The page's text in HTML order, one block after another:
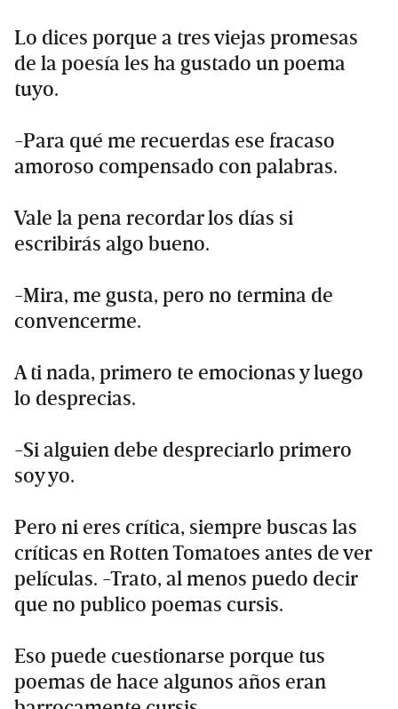
Lo dices porque a tres viejas promesas
de la poesía les ha gustado un poema
tuyo.
-Para qué me recuerdas ese fracaso
amoroso compensado con palabras.
Vale la pena recordar los días si
escribirás algo bueno.
-Mira, me gusta, pero no termina de
convencerme.
A ti nada, primero te emocionas y luego
lo desprecias.
-Si alguien debe despreciarlo primero
soy yo.
Pero ni eres crítica, siempre buscas las
críticas en Rotten Tomatoes antes de ver
películas. -Trato, al menos puedo decir
que no publico poemas cursis.
Eso puede cuestionarse porque tus
poemas de hace algunos años eran